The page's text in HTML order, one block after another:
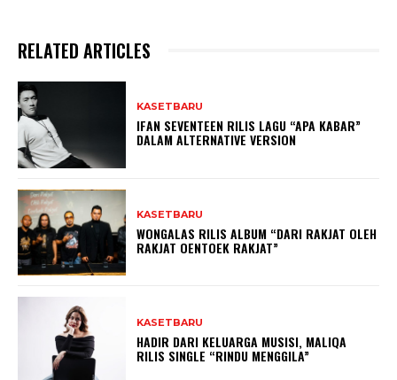
RELATED ARTICLES
KASETBARU
IFAN SEVENTEEN RILIS LAGU “APA KABAR”
DALAM ALTERNATIVE VERSION
KASETBARU
WONGALAS RILIS ALBUM “DARI RAKJAT OLEH
RAKJAT OENTOEK RAKJAT”
KASETBARU
HADIR DARI KELUARGA MUSISI, MALIQA
RILIS SINGLE “RINDU MENGGILA”